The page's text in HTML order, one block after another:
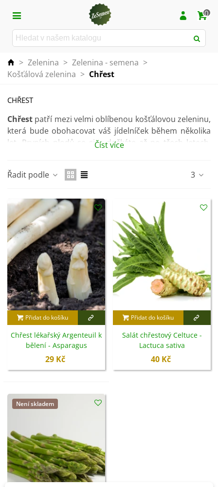
0
> Zelenina > Zelenina - semena >
Košťálová zelenina > Chřest
CHŘEST
Chřest patří mezi velmi oblíbenou košťálovou zeleninu,
která bude obohacovat váš jídelníček během několika
let. Prvních plodů se sice dočkáte až po třech letech,
Chřest je velmi bohatý
a další
detoxikační účinky.
Číst více
Řadit podle 3
Přidat do košíku
Chřest lékařský Argenteuil k
bělení - Asparagus
officinalis - semena - 15 ks
29 Kč
Přidat do košíku
Salát chřestový Celtuce -
Lactuca sativa
L.var.asparagina - semena -
40 Kč
Není skladem